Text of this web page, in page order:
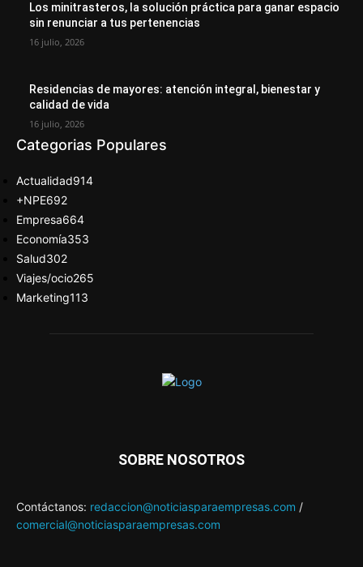
Los minitrasteros, la solución práctica para ganar espacio
sin renunciar a tus pertenencias
16 julio, 2026
Residencias de mayores: atención integral, bienestar y
calidad de vida
16 julio, 2026
Categorias Populares
Actualidad914
+NPE692
Empresa664
Economía353
Salud302
Viajes/ocio265
Marketing113
SOBRE NOSOTROS
Contáctanos: redaccion@noticiasparaempresas.com /
comercial@noticiasparaempresas.com